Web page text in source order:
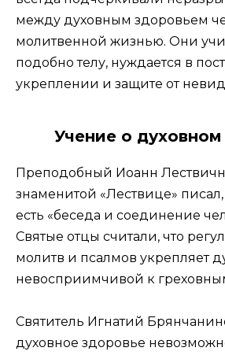
между духовным здоровьем
молитвенной жизнью. Они
подобно телу, нуждается в
укреплении и защите от
Учение о
Преподобный Иоанн
знаменитой «Лествице»
есть «беседа и соединение
Святые отцы считали, что
молитв и псалмов укрепляет
невосприимчивой к
Святитель Игнатий
духовное здоровье